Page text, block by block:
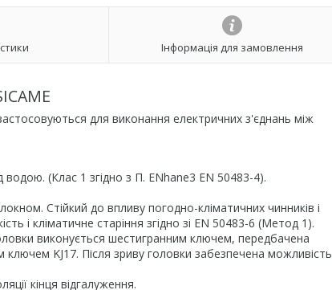
Інформація для замовлення
для виконання електричних з'єднань між
водою. (Клас 1 згідно з П. ENhane3 EN 50483-4).
Стійкий до впливу погодно-кліматичних чинників і
і кліматичне старіння згідно зі EN 50483-6 (Метод 1).
виконується шестигранним ключем, передбачена
KJ17. Після зриву головки забезпечена можливість
кінця відгалуження.